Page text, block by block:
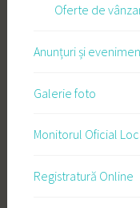
Oferte de
Anunțuri și
Galerie foto
Monitorul Oficial
Registratură Online